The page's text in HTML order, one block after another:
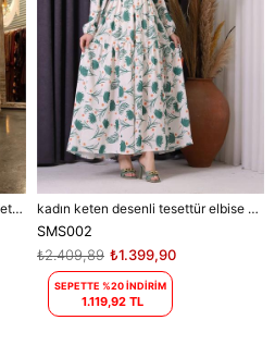
Dipmoda kadın yakası bağlama detaylı tesettür şifon elbise DPMS2336
kadın keten desenli tesettür elbise SMS002 - Bej
SMS002
₺1.399,90
₺2.409,89
SEPETTE %20 İNDİRİM
1.119,92 TL